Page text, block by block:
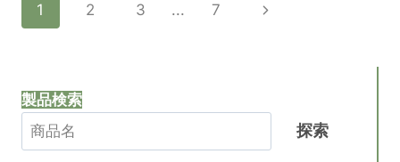
外
ペ
ジ
ナ
1 2 3 ... 7
次
ー
ジ
製品検索
探索